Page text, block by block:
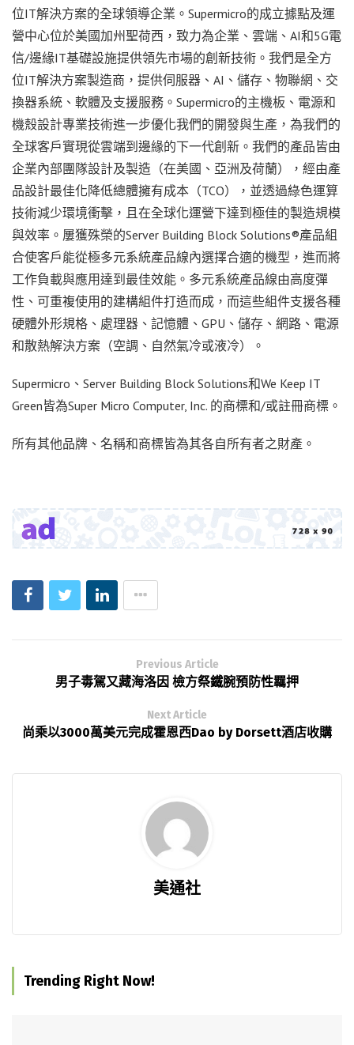
位IT解決方案的全球領導企業。Supermicro的成立據點及運
營中心位於美國加州聖荷西，致力為企業、雲端、AI和5G電
信/邊緣IT基礎設施提供領先市場的創新技術。我們是全方
位IT解決方案製造商，提供伺服器、AI、儲存、物聯網、交
換器系統、軟體及支援服務。Supermicro的主機板、電源和
機殼設計專業技術進一步優化我們的開發與生產，為我們的
全球客戶實現從雲端到邊緣的下一代創新。我們的產品皆由
企業內部團隊設計及製造（在美國、亞洲及荷蘭），經由產
品設計最佳化降低總體擁有成本（TCO），並透過綠色運算
技術減少環境衝擊，且在全球化運營下達到極佳的製造規模
與效率。屢獲殊榮的Server Building Block Solutions®產品組
合使客戶能從極多元系統產品線內選擇合適的機型，進而將
工作負載與應用達到最佳效能。多元系統產品線由高度彈
性、可重複使用的建構組件打造而成，而這些組件支援各種
硬體外形規格、處理器、記憶體、GPU、儲存、網路、電源
和散熱解決方案（空調、自然氣冷或液冷）。
Supermicro、Server Building Block Solutions和We Keep IT
Green皆為Super Micro Computer, Inc. 的商標和/或註冊商標。
所有其他品牌、名稱和商標皆為其各自所有者之財產。
Previous Article
男子毒駕又藏海洛因 檢方祭鐵腕預防性羈押
Next Article
尚乘以3000萬美元完成霍恩西Dao by Dorsett酒店收購
美通社
Trending Right Now!